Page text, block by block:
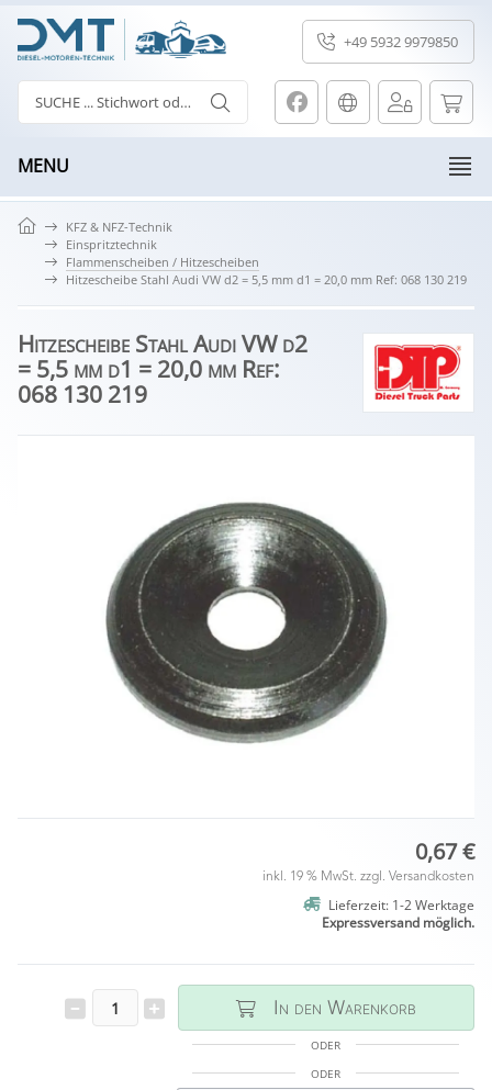
+49 5932 9979850
MENU
KFZ & NFZ-Technik
Einspritztechnik
Flammenscheiben / Hitzescheiben
Hitzescheibe Stahl Audi VW d2 = 5,5 mm d1 = 20,0 mm Ref: 068 130 219
Hitzescheibe Stahl Audi VW d2
= 5,5 mm d1 = 20,0 mm Ref:
068 130 219
0,67 €
inkl. 19 % MwSt. zzgl. Versandkosten
Lieferzeit: 1-2 Werktage
Expressversand möglich.
In den Warenkorb
ODER
ODER